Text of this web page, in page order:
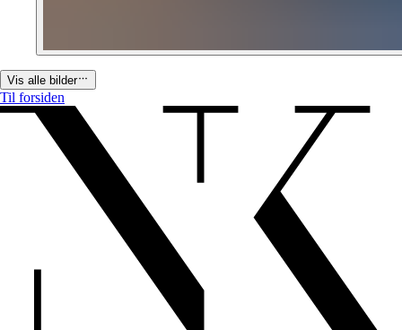
Vis alle bilder
Til forsiden